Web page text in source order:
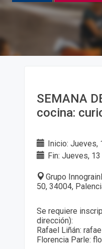
SEMANA
cocina:
Inicio: Jueves,
Fin: Jueves,
Grupo
50, 34004,
Se requiere
dirección):
Rafael Liñán:
Florencia Parle: